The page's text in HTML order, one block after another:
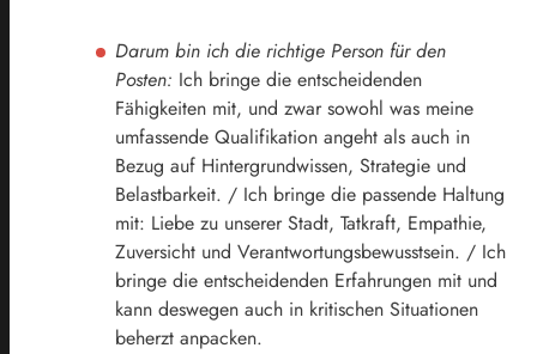
Darum bin ich die richtige Person für den
Posten: Ich bringe die entscheidenden
Fähigkeiten mit, und zwar sowohl was meine
umfassende Qualifikation angeht als auch in
Bezug auf Hintergrundwissen, Strategie und
Belastbarkeit. / Ich bringe die passende Haltung
mit: Liebe zu unserer Stadt, Tatkraft, Empathie,
Zuversicht und Verantwortungsbewusstsein. / Ich
bringe die entscheidenden Erfahrungen mit und
kann deswegen auch in kritischen Situationen
beherzt anpacken.